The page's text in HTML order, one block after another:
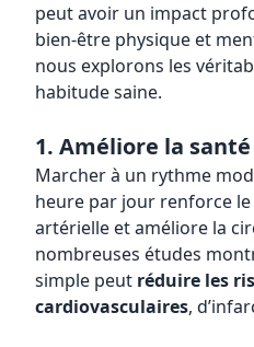
peut avoir un impact
bien-être physique et
nous explorons les
habitude saine.
1. Améliore la
Marcher à un rythme
heure par jour renforce
artérielle et améliore la
nombreuses études
simple peut réduire les
cardiovasculaires,